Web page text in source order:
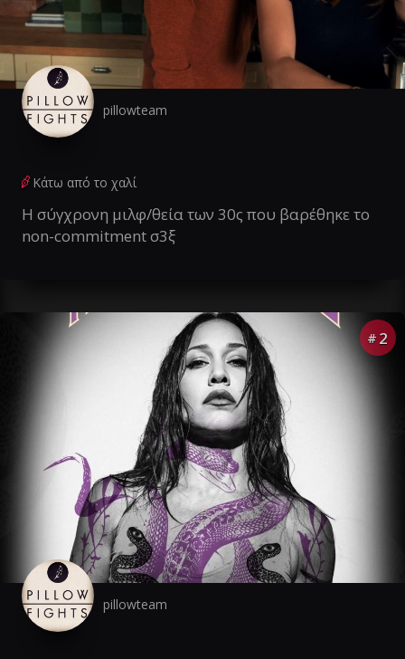
pillowteam
Κάτω από το χαλί
Η σύγχρονη μιλφ/θεία των 30ς που βαρέθηκε το
non-commitment σ3ξ
# 2
pillowteam